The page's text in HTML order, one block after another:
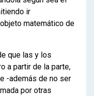
ir
matemático de
que las y los
a partir de la parte,
-además de no ser
por otras